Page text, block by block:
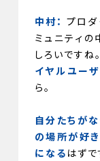
中村： プロ
ミュニティの
しろいですね。
イヤルユー
ら。
自分たちが
の場所が好
になる はず